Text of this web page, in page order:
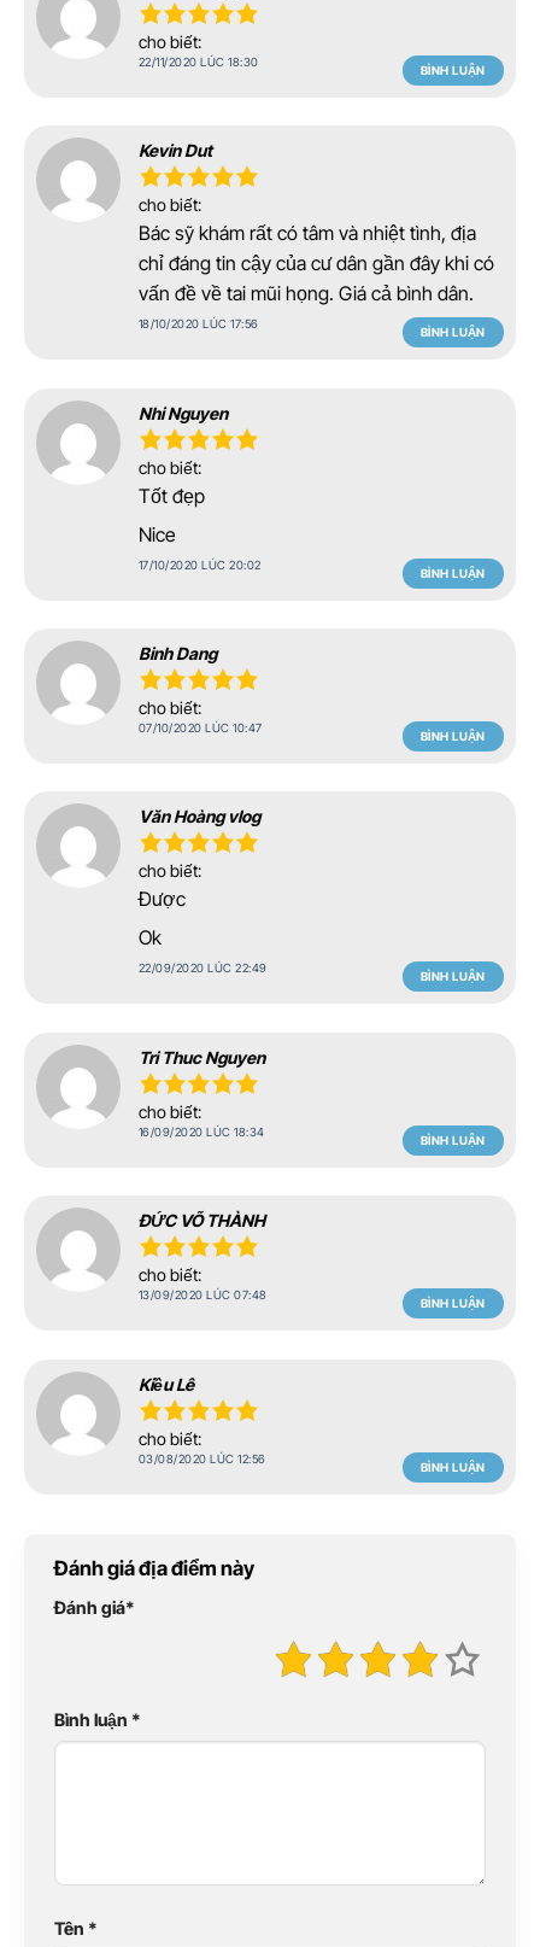
cho biết:
22/11/2020 LÚC 18:30
BÌNH LUẬN
Kevin Dut
cho biết:
Bác sỹ khám rất có tâm và nhiệt tình, địa
chỉ đáng tin cậy của cư dân gần đây khi có
vấn đề về tai mũi họng. Giá cả bình dân.
18/10/2020 LÚC 17:56
BÌNH LUẬN
Nhi Nguyen
cho biết:
Tốt đẹp
Nice
17/10/2020 LÚC 20:02
BÌNH LUẬN
Binh Dang
cho biết:
07/10/2020 LÚC 10:47
BÌNH LUẬN
Văn Hoàng vlog
cho biết:
Được
Ok
22/09/2020 LÚC 22:49
BÌNH LUẬN
Tri Thuc Nguyen
cho biết:
16/09/2020 LÚC 18:34
BÌNH LUẬN
ĐỨC VÕ THÀNH
cho biết:
13/09/2020 LÚC 07:48
BÌNH LUẬN
Kiều Lê
cho biết:
03/08/2020 LÚC 12:56
BÌNH LUẬN
Đánh giá địa điểm này
Đánh giá*
Bình luận *
Tên *